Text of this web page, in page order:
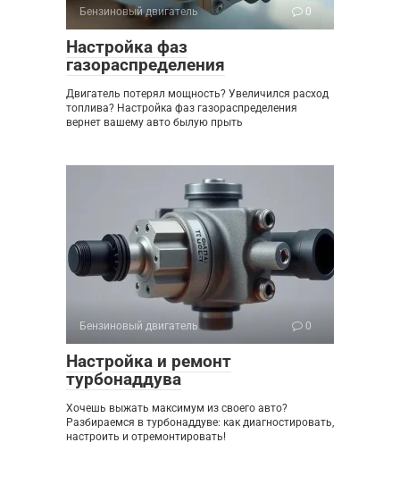
Бензиновый двигатель 0
Настройка фаз
газораспределения
Двигатель потерял мощность? Увеличился расход
топлива? Настройка фаз газораспределения
вернет вашему авто былую прыть
Бензиновый двигатель 0
Настройка и ремонт
турбонаддува
Хочешь выжать максимум из своего авто?
Разбираемся в турбонаддуве: как диагностировать,
настроить и отремонтировать!